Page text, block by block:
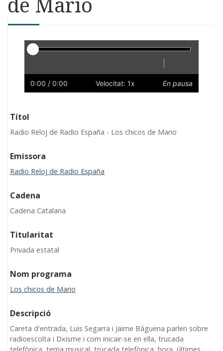
Reproductor
Lent
0:00 / 0:00 Velocitat: 1x En pausa
Títol
Radio Reloj de Radio España - Los chicos de Mario
Emissora
Radio Reloj de Radio España
Cadena
Cadena Catalana
Titularitat
Privada estatal
Nom programa
Los chicos de Mario
Descripció
Careta d'entrada, Luis Segarra i Jaime Báguena parlen sobre
radioescolta i Dxisme i com inicair-se en ella, trucada